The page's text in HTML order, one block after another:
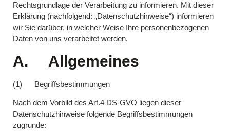
Rechtsgrundlage der Verarbeitung zu informieren. Mit dieser
Erklärung (nachfolgend: „Datenschutzhinweise“) informieren
wir Sie darüber, in welcher Weise Ihre personenbezogenen
Daten von uns verarbeitet werden.
A. Allgemeines
(1) Begriffsbestimmungen
Nach dem Vorbild des Art.4 DS-GVO liegen dieser
Datenschutzhinweise folgende Begriffsbestimmungen
zugrunde: